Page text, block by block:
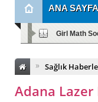
ANA SAYFA
Girl Math
» Sağlık
Adana Lazer